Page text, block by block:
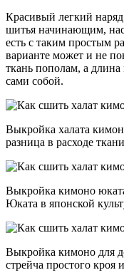
Красивый легкий
шитья начинающим,
есть с таким простым
варианте может и не
ткань пополам, а
сами собой.
Выкройка халата
разница в расходе
Выкройка кимоно
Юката в японской
Выкройка кимоно для
стрейча простого кроя